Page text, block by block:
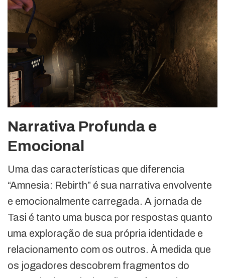
Narrativa Profunda e
Emocional
Uma das características que diferencia
“Amnesia: Rebirth” é sua narrativa envolvente
e emocionalmente carregada. A jornada de
Tasi é tanto uma busca por respostas quanto
uma exploração de sua própria identidade e
relacionamento com os outros. À medida que
os jogadores descobrem fragmentos do